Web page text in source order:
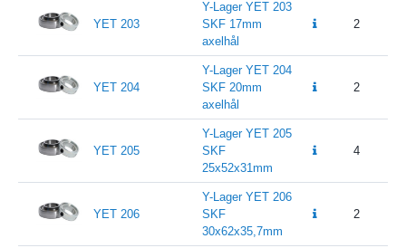
YET 203
Y-Lager YET 203
SKF 17mm
axelhål
2
YET 204
Y-Lager YET 204
SKF 20mm
axelhål
2
YET 205
Y-Lager YET 205
SKF
25x52x31mm
4
YET 206
Y-Lager YET 206
SKF
30x62x35,7mm
2